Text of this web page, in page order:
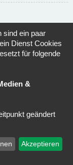
Alle Zeiten sind
Limited
sind ein paar
Dienst Cookies
für folgende
&
geändert
Akzeptieren